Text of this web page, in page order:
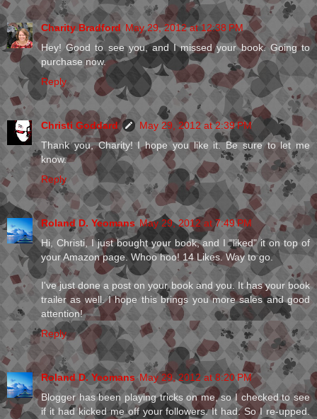
Charity Bradford May 29, 2012 at 12:38 PM
Hey! Good to see you, and I missed your book. Going to
purchase now.
Reply
Christi Goddard
May 29, 2012 at 2:39 PM
Thank you, Charity! I hope you like it. Be sure to let me
know.
Reply
Roland D. Yeomans May 29, 2012 at 7:49 PM
Hi, Christi, I just bought your book, and I "liked" it on top of
your Amazon page. Whoo hoo! 14 Likes. Way to go.
I've just done a post on your book and you. It has your book
trailer as well. I hope this brings you more sales and good
attention!
Reply
Roland D. Yeomans May 29, 2012 at 8:20 PM
Blogger has been playing tricks on me, so I checked to see
if it had kicked me off your followers. It had. So I re-upped.